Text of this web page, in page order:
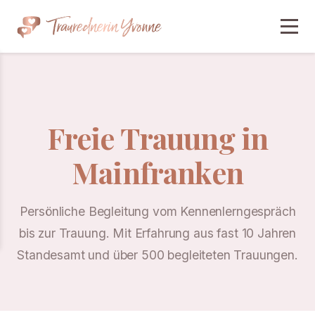
Freie Trauung in
Mainfranken
Persönliche Begleitung vom Kennenlerngespräch
bis zur Trauung. Mit Erfahrung aus fast 10 Jahren
Standesamt und über 500 begleiteten Trauungen.